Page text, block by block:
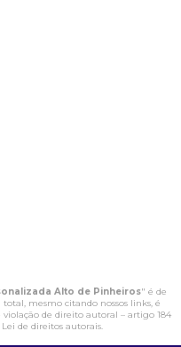
Alto de Pinheiros" é de
mesmo citando nossos links, é
de direito autoral – artigo 184
Lei de direitos autorais.